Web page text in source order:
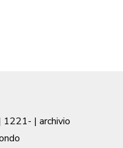
1221- | archivio